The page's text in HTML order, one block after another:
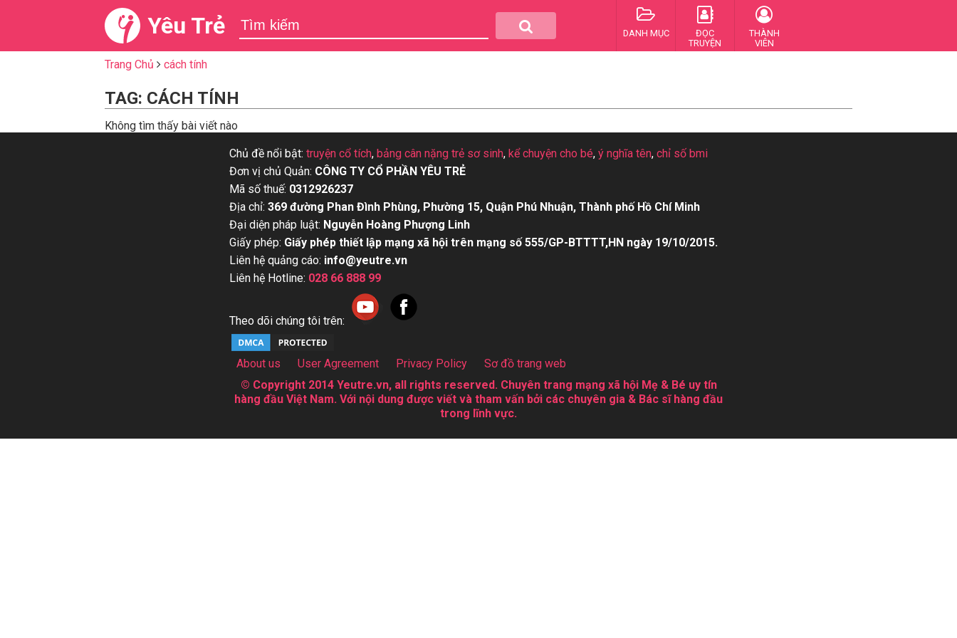
Yêu Trẻ DANH MỤC
ĐỌC
TRUYỆN
THÀNH
VIÊN
Trang Chủ cách tính
TAG: CÁCH TÍNH
Không tìm thấy bài viết nào
Chủ đề nổi bật: truyện cổ tích, bảng cân nặng trẻ sơ sinh, kể chuyện cho bé, ý nghĩa tên, chỉ số bmi
Đơn vị chủ Quản: CÔNG TY CỔ PHẦN YÊU TRẺ
Mã số thuế: 0312926237
Địa chỉ: 369 đường Phan Đình Phùng, Phường 15, Quận Phú Nhuận, Thành phố Hồ Chí Minh
Đại diện pháp luật: Nguyễn Hoàng Phượng Linh
Giấy phép: Giấy phép thiết lập mạng xã hội trên mạng số 555/GP-BTTTT,HN ngày 19/10/2015.
Liên hệ quảng cáo: info@yeutre.vn
Liên hệ Hotline: 028 66 888 99
Theo dõi chúng tôi trên:
About us User Agreement Privacy Policy
Sơ đồ trang web
© Copyright 2014 Yeutre.vn, all rights reserved. Chuyên trang mạng xã hội Mẹ & Bé uy tín
hàng đầu Việt Nam. Với nội dung được viết và tham vấn bởi các chuyên gia & Bác sĩ hàng đầu
trong lĩnh vực.